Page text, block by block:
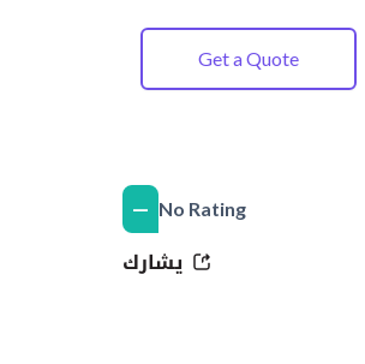
Get a Quote
No Rating
—
يشارك